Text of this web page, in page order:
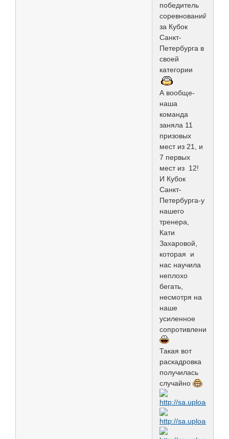
победитель
соревнований
за Кубок
Санкт-
Петербурга в
своей
категории
А вообще-
наша
команда
заняла 11
призовых
мест из 21, и
7 первых
мест из 12!
И Кубок
Санкт-
Петербурга-у
нашего
тренера,
Кати
Захаровой,
которая и
нас научила
неплохо
бегать,
несмотря на
наше
усиленное
сопротивление
Такая вот
раскадровка
получилась
случайно